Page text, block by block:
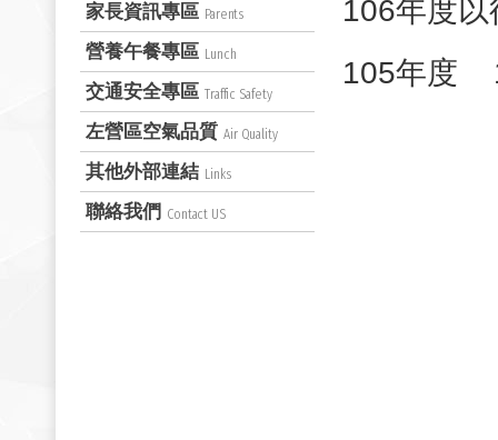
106年度
105年度
家長資訊專區 Parents
營養午餐專區 Lunch
交通安全專區 Traffic Safety
左營區空氣品質 Air Quality
其他外部連結 Links
聯絡我們 Contact US